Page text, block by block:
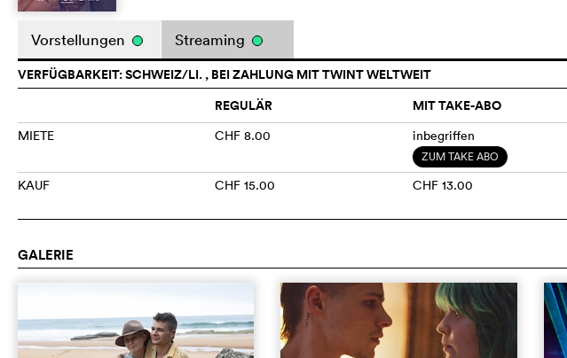
Vorstellungen Streaming
VERFÜGBARKEIT: SCHWEIZ/LI. , BEI ZAHLUNG MIT TWINT WELTWEIT
REGULÄR
MIT TAKE-ABO
MIETE CHF 8.00 inbegriffen
ZUM TAKE ABO
KAUF CHF 15.00 CHF 13.00
GALERIE